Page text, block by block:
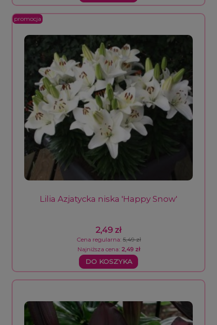
Lilia Azjatycka niska 'Happy Snow'
2,49 zł
Cena regularna:5,49 zł
Najniższa cena: 2,49 zł
DO KOSZYKA
promocja